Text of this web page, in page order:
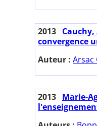
2013 Cauchy,
convergence
Auteur : Arsac
2013 Marie-